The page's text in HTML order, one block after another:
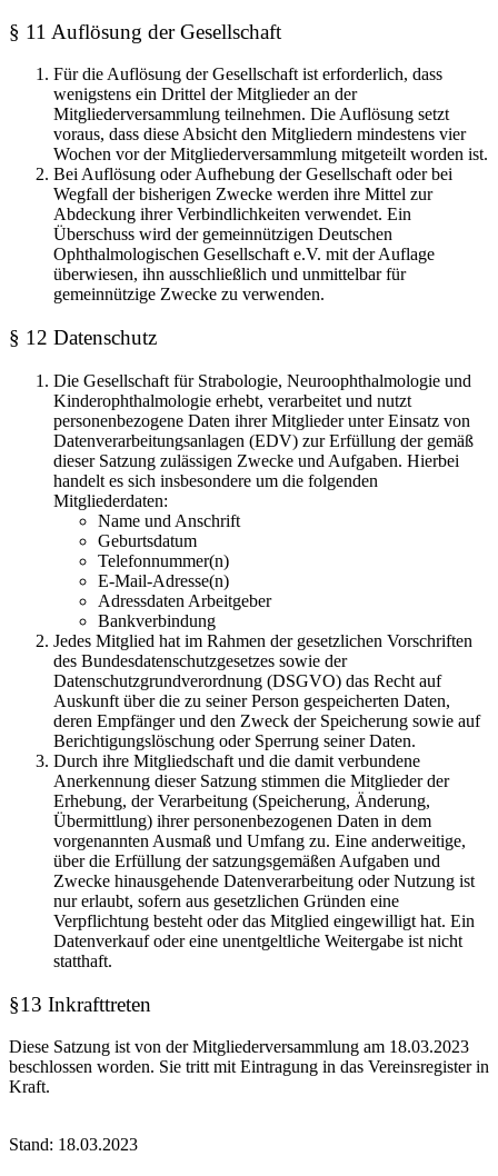
§ 11 Auflösung der Gesellschaft
Für die Auflösung der Gesellschaft ist erforderlich, dass
wenigstens ein Drittel der Mitglieder an der
Mitgliederversammlung teilnehmen. Die Auflösung setzt
voraus, dass diese Absicht den Mitgliedern mindestens vier
Wochen vor der Mitgliederversammlung mitgeteilt worden ist.
Bei Auflösung oder Aufhebung der Gesellschaft oder bei
Wegfall der bisherigen Zwecke werden ihre Mittel zur
Abdeckung ihrer Verbindlichkeiten verwendet. Ein
Überschuss wird der gemeinnützigen Deutschen
Ophthalmologischen Gesellschaft e.V. mit der Auflage
überwiesen, ihn ausschließlich und unmittelbar für
gemeinnützige Zwecke zu verwenden.
§ 12 Datenschutz
Die Gesellschaft für Strabologie, Neuroophthalmologie und
Kinderophthalmologie erhebt, verarbeitet und nutzt
personenbezogene Daten ihrer Mitglieder unter Einsatz von
Datenverarbeitungsanlagen (EDV) zur Erfüllung der gemäß
dieser Satzung zulässigen Zwecke und Aufgaben. Hierbei
handelt es sich insbesondere um die folgenden
Mitgliederdaten:
Name und Anschrift
Geburtsdatum
Telefonnummer(n)
E-Mail-Adresse(n)
Adressdaten Arbeitgeber
Bankverbindung
Jedes Mitglied hat im Rahmen der gesetzlichen Vorschriften
des Bundesdatenschutzgesetzes sowie der
Datenschutzgrundverordnung (DSGVO) das Recht auf
Auskunft über die zu seiner Person gespeicherten Daten,
deren Empfänger und den Zweck der Speicherung sowie auf
Berichtigungslöschung oder Sperrung seiner Daten.
Durch ihre Mitgliedschaft und die damit verbundene
Anerkennung dieser Satzung stimmen die Mitglieder der
Erhebung, der Verarbeitung (Speicherung, Änderung,
Übermittlung) ihrer personenbezogenen Daten in dem
vorgenannten Ausmaß und Umfang zu. Eine anderweitige,
über die Erfüllung der satzungsgemäßen Aufgaben und
Zwecke hinausgehende Datenverarbeitung oder Nutzung ist
nur erlaubt, sofern aus gesetzlichen Gründen eine
Verpflichtung besteht oder das Mitglied eingewilligt hat. Ein
Datenverkauf oder eine unentgeltliche Weitergabe ist nicht
statthaft.
§13 Inkrafttreten
Diese Satzung ist von der Mitgliederversammlung am 18.03.2023
beschlossen worden. Sie tritt mit Eintragung in das Vereinsregister in
Kraft.
Stand: 18.03.2023